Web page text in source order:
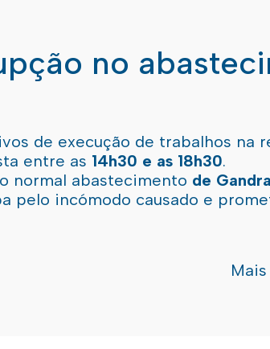
no
de execução de trabalhos na
entre as 14h30 e as 18h30.
normal abastecimento de
pelo incómodo causado e